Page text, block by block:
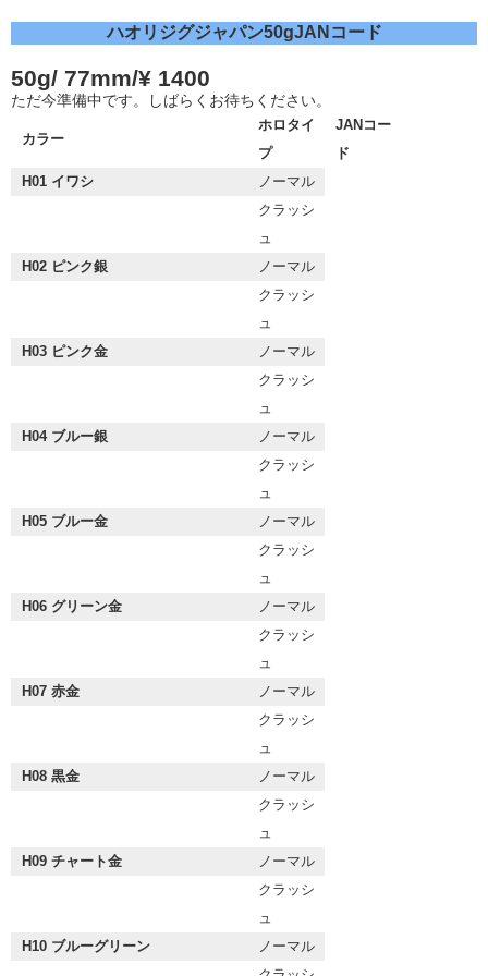
ハオリジグジャパン50gJANコード
50g/ 77mm/¥ 1400
ただ今準備中です。しばらくお待ちください。
カラー
ホロタイ
プ
JANコー
ド
H01 イワシ
ノーマル
クラッシ
ュ
H02 ピンク銀
ノーマル
クラッシ
ュ
H03 ピンク金
ノーマル
クラッシ
ュ
H04 ブルー銀
ノーマル
クラッシ
ュ
H05 ブルー金
ノーマル
クラッシ
ュ
H06 グリーン金
ノーマル
クラッシ
ュ
H07 赤金
ノーマル
クラッシ
ュ
H08 黒金
ノーマル
クラッシ
ュ
H09 チャート金
ノーマル
クラッシ
ュ
H10 ブルーグリーン
ノーマル